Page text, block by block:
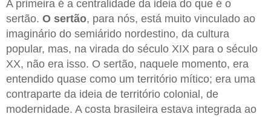
A primeira é a centralidade da ideia do que é o
sertão. O sertão, para nós, está muito vinculado ao
imaginário do semiárido nordestino, da cultura
popular, mas, na virada do século XIX para o século
XX, não era isso. O sertão, naquele momento, era
entendido quase como um território mítico; era uma
contraparte da ideia de território colonial, de
modernidade. A costa brasileira estava integrada ao